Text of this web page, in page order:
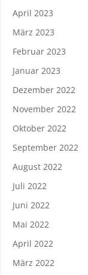
April 2023
März 2023
Februar 2023
Januar 2023
Dezember 2022
November 2022
Oktober 2022
September 2022
August 2022
Juli 2022
Juni 2022
Mai 2022
April 2022
März 2022